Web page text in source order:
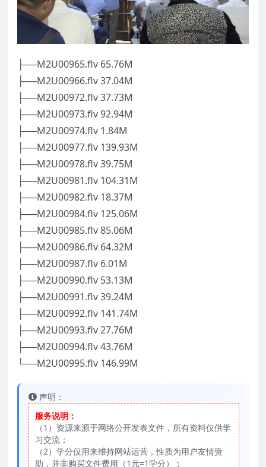
├──M2U00965.flv 65.76M
├──M2U00966.flv 37.04M
├──M2U00972.flv 37.73M
├──M2U00973.flv 92.94M
├──M2U00974.flv 1.84M
├──M2U00977.flv 139.93M
├──M2U00978.flv 39.75M
├──M2U00981.flv 104.31M
├──M2U00982.flv 18.37M
├──M2U00984.flv 125.06M
├──M2U00985.flv 85.06M
├──M2U00986.flv 64.32M
├──M2U00987.flv 6.01M
├──M2U00990.flv 53.13M
├──M2U00991.flv 39.24M
├──M2U00992.flv 141.74M
├──M2U00993.flv 27.76M
├──M2U00994.flv 43.76M
└──M2U00995.flv 146.99M
声明：
服务说明：
（1）资源来源于网络公开发表文件，所有资料仅供学
习交流；
（2）学分仅用来维持网站运营，性质为用户友情赞
助，并非购买文件费用（1元=1学分）；